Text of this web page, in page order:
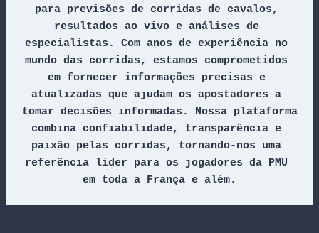
para previsões de corridas de cavalos,
resultados ao vivo e análises de
especialistas. Com anos de experiência no
mundo das corridas, estamos comprometidos
em fornecer informações precisas e
atualizadas que ajudam os apostadores a
tomar decisões informadas. Nossa plataforma
combina confiabilidade, transparência e
paixão pelas corridas, tornando-nos uma
referência líder para os jogadores da PMU
em toda a França e além.